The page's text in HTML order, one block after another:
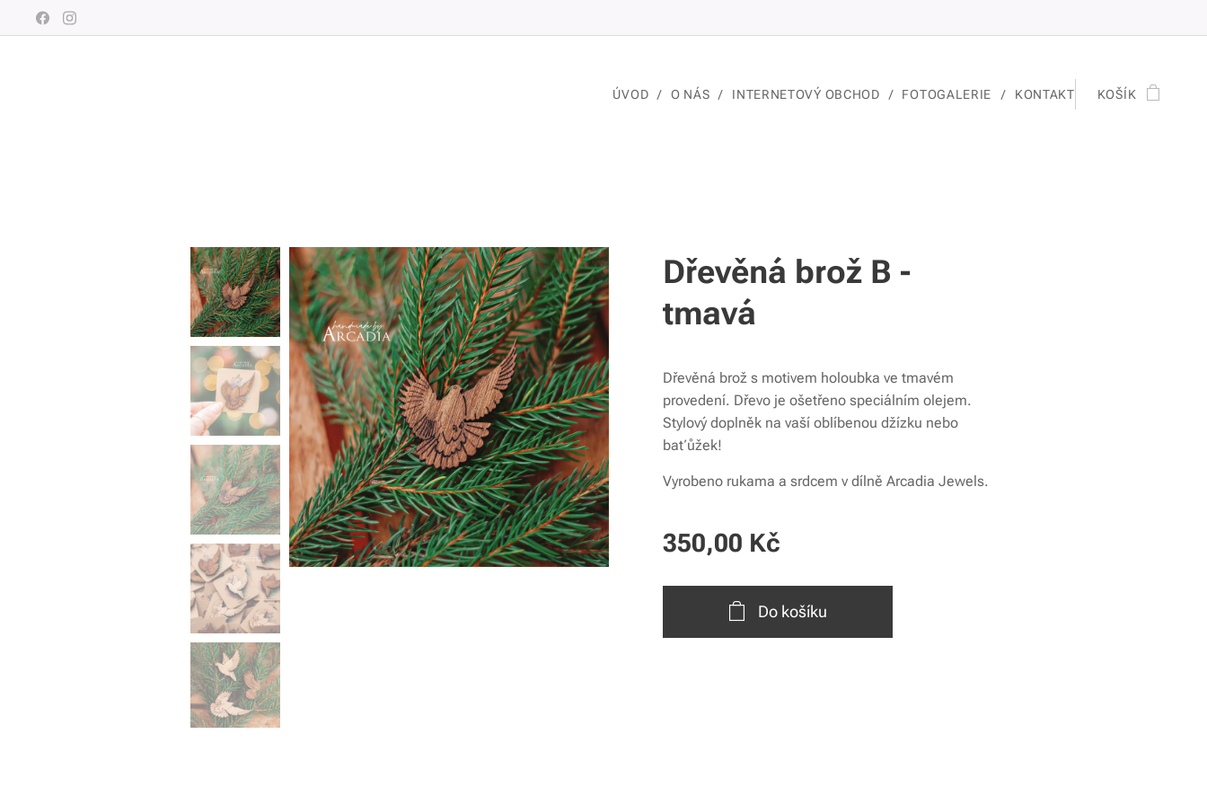
ÚVOD O NÁS INTERNETOVÝ OBCHOD FOTOGALERIE KONTAKT KOŠÍK
Dřevěná brož B -
tmavá
Dřevěná brož s motivem holoubka ve tmavém
provedení. Dřevo je ošetřeno speciálním olejem.
Stylový doplněk na vaší oblíbenou džízku nebo
baťůžek!
Vyrobeno rukama a srdcem v dílně Arcadia Jewels.
350,00 Kč
Do košíku